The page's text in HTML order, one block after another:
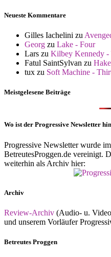
Neueste Kommentare
Gilles Iachelini zu
Georg zu Lake - Four
Lars zu Kilbey Kennedy -
Fatul SaintSylvan zu
tux zu Soft Machine -
Meistgelesene Beiträge
Wo ist der Progressive Newsletter
Progressive Newsletter wurde
BetreutesProggen.de vereinigt.
weiterhin als Archiv hier:
Archiv
Review-Archiv (Audio- u.
und unserem Vorläufer
Betreutes Proggen